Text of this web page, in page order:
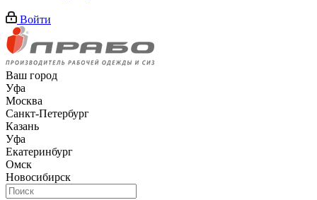
Войти
Ваш город
Уфа
Москва
Санкт-Петербург
Казань
Уфа
Екатеринбург
Омск
Новосибирск